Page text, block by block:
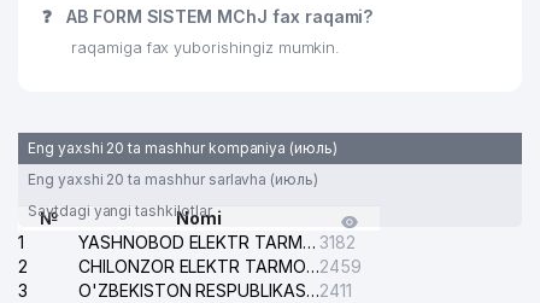
❓ AB FORM SISTEM MChJ fax raqami?
raqamiga fax yuborishingiz mumkin.
Eng yaxshi 20 ta mashhur kompaniya (июль)
Eng yaxshi 20 ta mashhur sarlavha (июль)
Saytdagi yangi tashkilotlar
№
Nomi
1
YASHNOBOD ELEKTR TARMOG'I NOSOZLIKLARI XIZMATI 3182
2
CHILONZOR ELEKTR TARMOG'I NOSOZLIK XIZMATI2459
3
O'ZBEKISTON RESPUBLIKASI BOSH PROKURATURASI ISHONCH TELEFONI2411